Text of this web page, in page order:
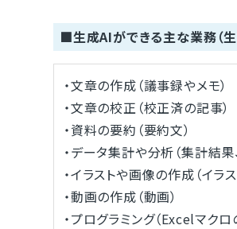
■生成AIができる主な業務（
・文章の作成（議事録やメモ）
・文章の校正（校正済の記事）
・資料の要約（要約文）
・データ集計や分析（集計結果
・イラストや画像の作成（イラス
・動画の作成（動画）
・プログラミング（Excelマクロ